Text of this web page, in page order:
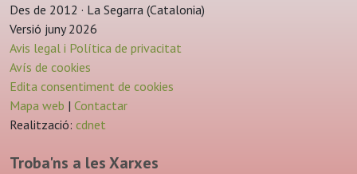
Des de 2012 · La Segarra (Catalonia)
Versió juny 2026
Avis legal i Política de privacitat
Avís de cookies
Edita consentiment de cookies
Mapa web | Contactar
Realització: cdnet
Troba'ns a les Xarxes